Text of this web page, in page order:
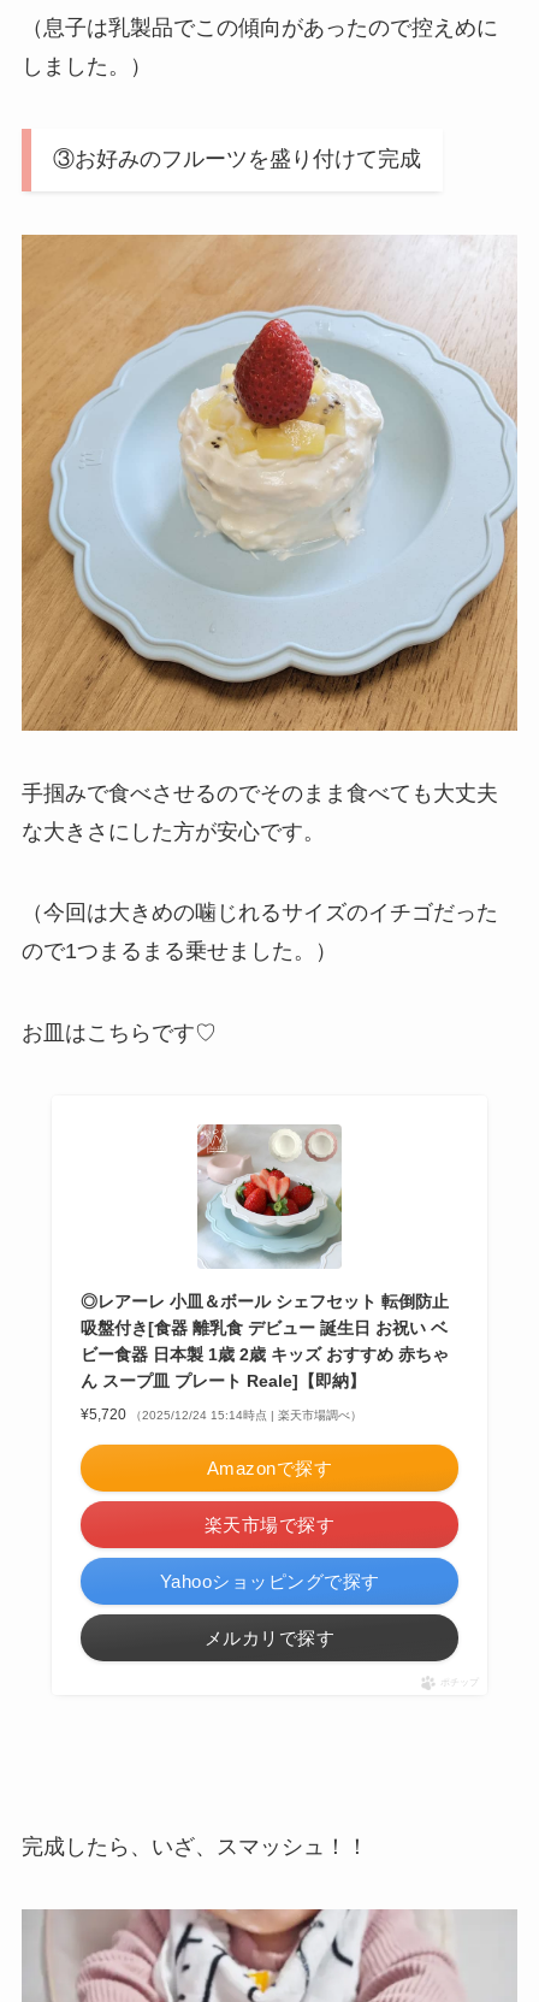
（息子は乳製品でこの傾向があったので控えめに
しました。）
③お好みのフルーツを盛り付けて完成
手掴みで食べさせるのでそのまま食べても大丈夫
な大きさにした方が安心です。
（今回は大きめの噛じれるサイズのイチゴだった
ので1つまるまる乗せました。）
お皿はこちらです♡
◎レアーレ 小皿＆ボール シェフセット 転倒防止
吸盤付き[食器 離乳食 デビュー 誕生日 お祝い ベ
ビー食器 日本製 1歳 2歳 キッズ おすすめ 赤ちゃ
ん スープ皿 プレート Reale]【即納】
¥5,720 （2025/12/24 15:14時点 | 楽天市場調べ）
Amazonで探す
楽天市場で探す
Yahooショッピングで探す
メルカリで探す
ポチップ
完成したら、 いざ、スマッシュ！！